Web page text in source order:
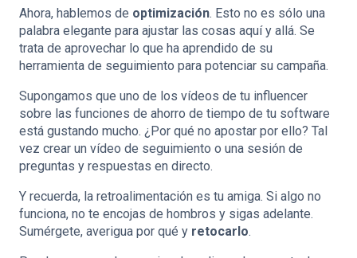
Ahora, hablemos de optimización. Esto no es sólo una
palabra elegante para ajustar las cosas aquí y allá. Se
trata de aprovechar lo que ha aprendido de su
herramienta de seguimiento para potenciar su campaña.
Supongamos que uno de los vídeos de tu influencer
sobre las funciones de ahorro de tiempo de tu software
está gustando mucho. ¿Por qué no apostar por ello? Tal
vez crear un vídeo de seguimiento o una sesión de
preguntas y respuestas en directo.
Y recuerda, la retroalimentación es tu amiga. Si algo no
funciona, no te encojas de hombros y sigas adelante.
Sumérgete, averigua por qué y retocarlo.